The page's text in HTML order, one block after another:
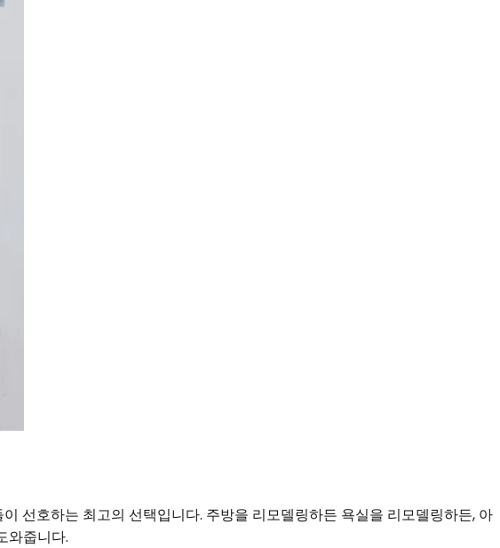
선호하는 최고의 선택입니다. 주방을 리모델링하든 욕실을 리모델링하든, 아
와줍니다.